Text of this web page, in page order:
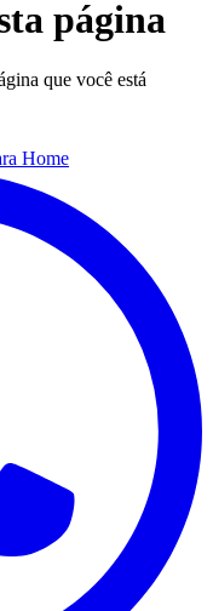
página
que você está
Home